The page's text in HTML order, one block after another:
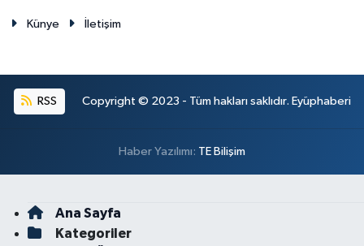
Künye İletişim
RSS Copyright © 2023 - Tüm hakları saklıdır. Eyüphaberi
Haber Yazılımı: TE Bilişim
Ana Sayfa
Kategoriler